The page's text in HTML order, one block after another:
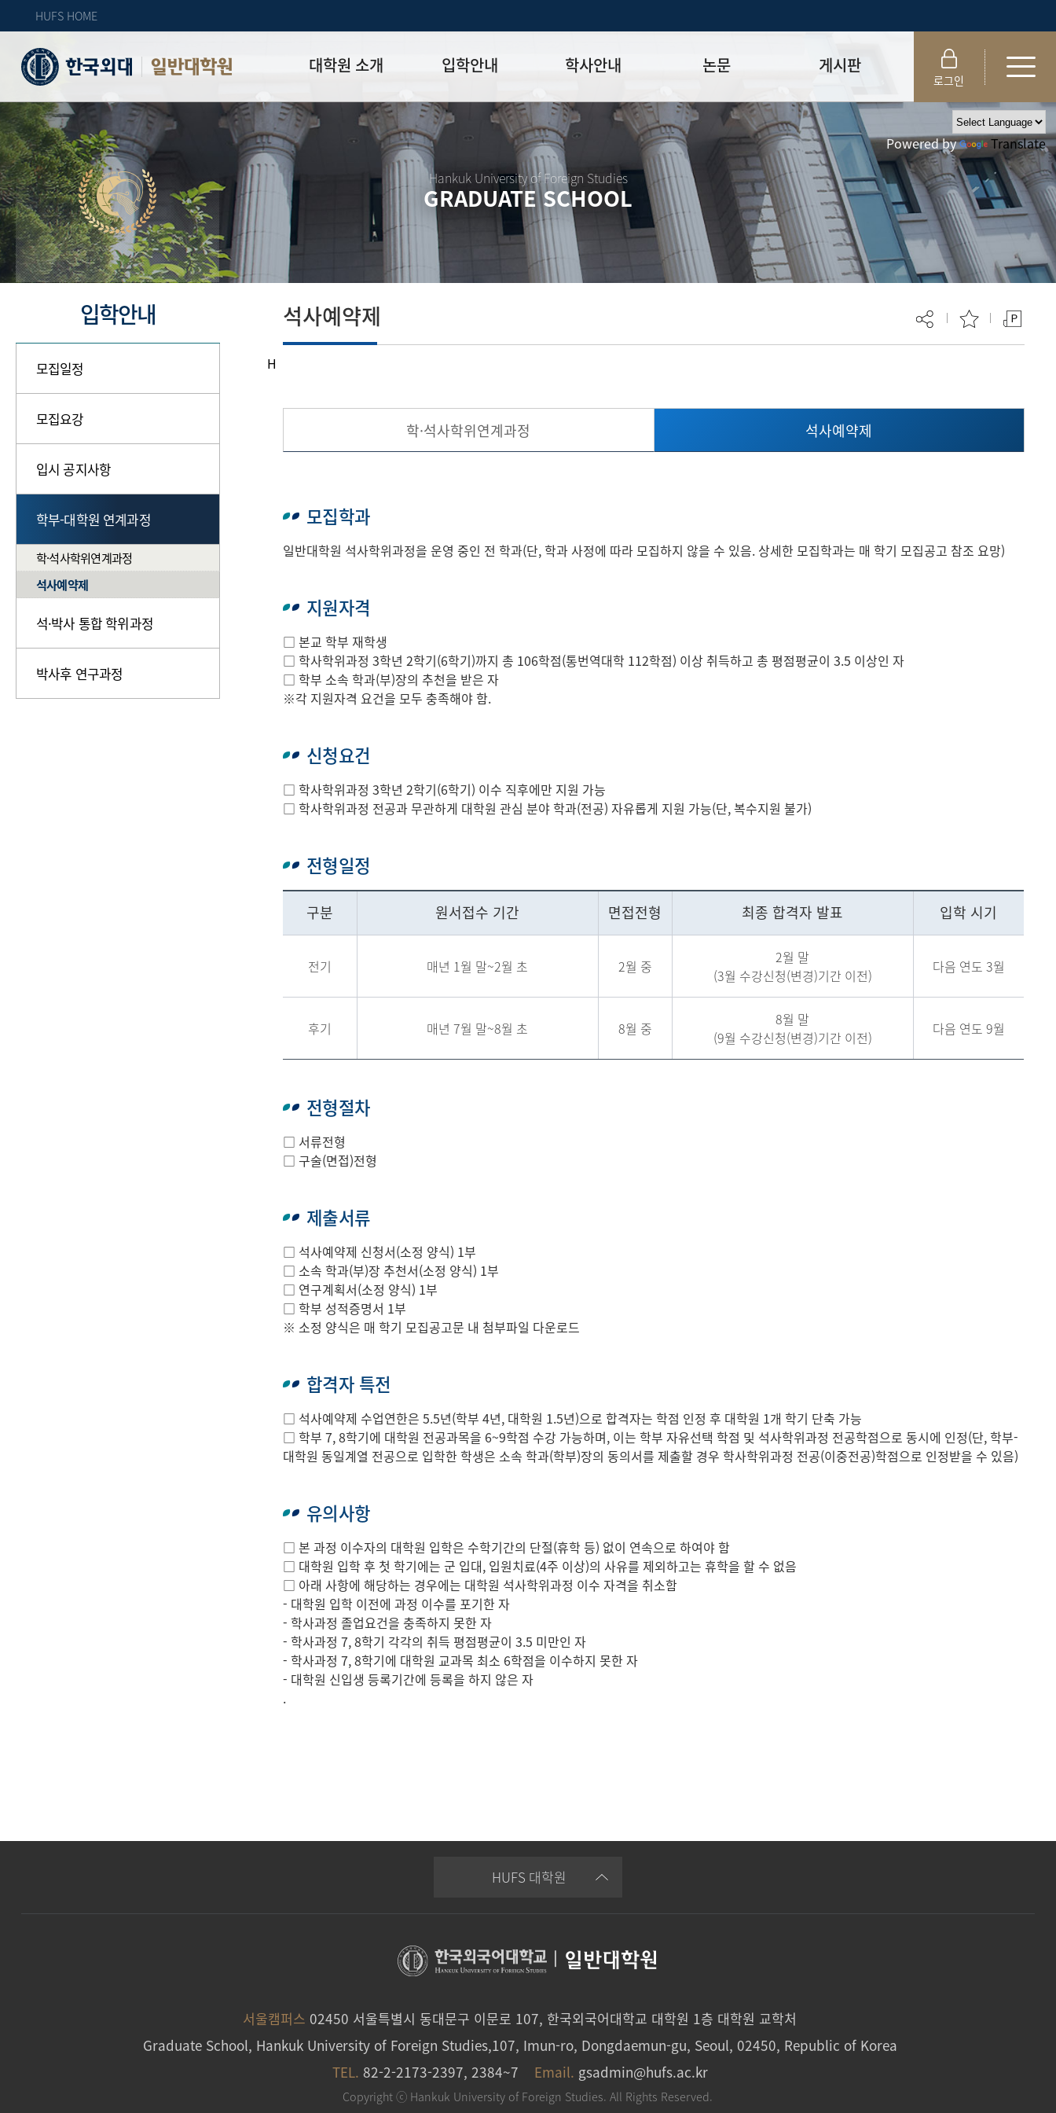
HUFS HOME
일반대학원 대학원 소개
원장인사
연혁
주임교수 연락처
자체 평가
입학안내
모집일정
모집요강
입시 공지사항
학부-대학원 연계과정
석·박사 통합 학위과정
박사후 연구과정
학사안내
학사일정표
강의시간표
수업
학적
장학
외국어시험
종합시험
제 규정
논문
학위논문제출 절차/자격
논문작성법 및 템플릿
양식함
논문지도_
학위논문제안심사
연구윤리교육 이수 안내
연구윤리위원회 규정
연구윤리 지침서
게시판
공지사항
자료실
FAQ
취업·모집 관련 공지
특강·프로그램 관련 공지
대학원생권리장전
대학원 총학생회
외국인 유학생 비자(VISA)
로그인
Hankuk University of Foreign Studies
GRADUATE SCHOOL
Powered by Translate
입학안내
모집일정
모집요강
입시 공지사항
학부-대학원 연계과정
학·석사학위연계과정
석사예약제
석·박사 통합 학위과정
박사후 연구과정
H
석사예약제
학·석사학위연계과정 석사예약제
모집학과
일반대학원 석사학위과정을 운영 중인 전 학과(단, 학과 사정에 따라 모집하지 않을 수 있음. 상세한 모집학과는 매 학기 모집공고 참조 요망)
지원자격
□ 본교 학부 재학생
□ 학사학위과정 3학년 2학기(6학기)까지 총 106학점(통번역대학 112학점) 이상 취득하고 총 평점평균이 3.5 이상인 자
□ 학부 소속 학과(부)장의 추천을 받은 자
※각 지원자격 요건을 모두 충족해야 함.
신청요건
□ 학사학위과정 3학년 2학기(6학기) 이수 직후에만 지원 가능
□ 학사학위과정 전공과 무관하게 대학원 관심 분야 학과(전공) 자유롭게 지원 가능(단, 복수지원 불가)
전형일정
구분 원서접수 기간 면접전형 최종 합격자 발표 입학 시기
전기 매년 1월 말~2월 초 2월 중
2월 말
(3월 수강신청(변경)기간 이전)
다음 연도 3월
후기 매년 7월 말~8월 초 8월 중
8월 말
(9월 수강신청(변경)기간 이전)
다음 연도 9월
전형절차
□ 서류전형
□ 구술(면접)전형
제출서류
□ 석사예약제 신청서(소정 양식) 1부
□ 소속 학과(부)장 추천서(소정 양식) 1부
□ 연구계획서(소정 양식) 1부
□ 학부 성적증명서 1부
※ 소정 양식은 매 학기 모집공고문 내 첨부파일 다운로드
합격자 특전
□ 석사예약제 수업연한은 5.5년(학부 4년, 대학원 1.5년)으로 합격자는 학점 인정 후 대학원 1개 학기 단축 가능
□ 학부 7, 8학기에 대학원 전공과목을 6~9학점 수강 가능하며, 이는 학부 자유선택 학점 및 석사학위과정 전공학점으로 동시에 인정(단, 학부-
대학원 동일계열 전공으로 입학한 학생은 소속 학과(학부)장의 동의서를 제출할 경우 학사학위과정 전공(이중전공)학점으로 인정받을 수 있음)
유의사항
□ 본 과정 이수자의 대학원 입학은 수학기간의 단절(휴학 등) 없이 연속으로 하여야 함
□ 대학원 입학 후 첫 학기에는 군 입대, 입원치료(4주 이상)의 사유를 제외하고는 휴학을 할 수 없음
□ 아래 사항에 해당하는 경우에는 대학원 석사학위과정 이수 자격을 취소함
- 대학원 입학 이전에 과정 이수를 포기한 자
- 학사과정 졸업요건을 충족하지 못한 자
- 학사과정 7, 8학기 각각의 취득 평점평균이 3.5 미만인 자
- 학사과정 7, 8학기에 대학원 교과목 최소 6학점을 이수하지 못한 자
- 대학원 신입생 등록기간에 등록을 하지 않은 자
.
HUFS 대학원
| 일반대학원
서울캠퍼스 02450 서울특별시 동대문구 이문로 107, 한국외국어대학교 대학원 1층 대학원 교학처
Graduate School, Hankuk University of Foreign Studies,107, Imun-ro, Dongdaemun-gu, Seoul, 02450, Republic of Korea
TEL. 82-2-2173-2397, 2384~7 Email. gsadmin@hufs.ac.kr
Copyright ⓒ Hankuk University of Foreign Studies. All Rights Reserved.